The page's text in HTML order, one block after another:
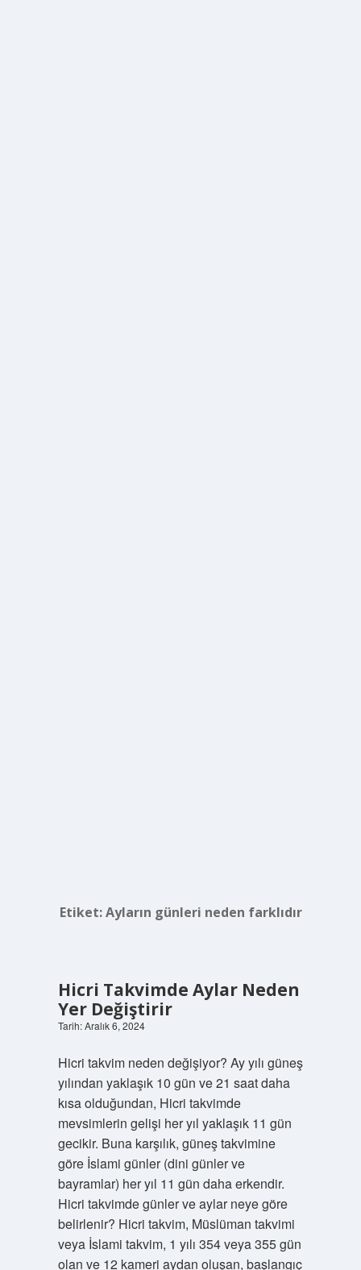
Etiket:Ayların günleri neden farklıdır
Hicri Takvimde Aylar Neden
Yer Değiştirir
Tarih: Aralık 6, 2024
Hicri takvim neden değişiyor? Ay yılı güneş
yılından yaklaşık 10 gün ve 21 saat daha
kısa olduğundan, Hicri takvimde
mevsimlerin gelişi her yıl yaklaşık 11 gün
gecikir. Buna karşılık, güneş takvimine
göre İslami günler (dini günler ve
bayramlar) her yıl 11 gün daha erkendir.
Hicri takvimde günler ve aylar neye göre
belirlenir? Hicri takvim, Müslüman takvimi
veya İslami takvim, 1 yılı 354 veya 355 gün
olan ve 12 kameri aydan oluşan, başlangıç